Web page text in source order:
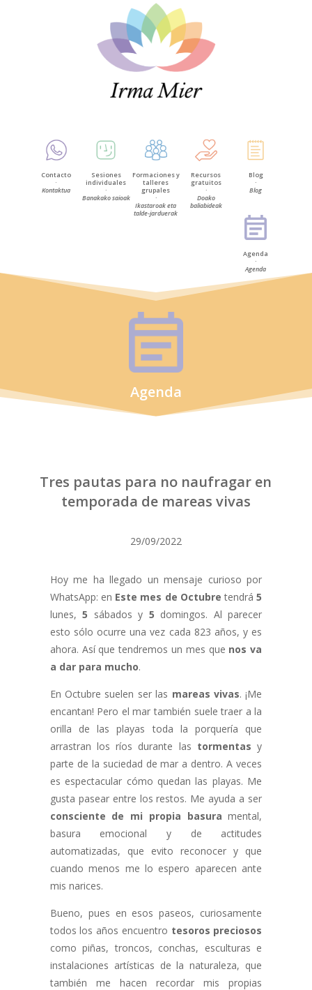
Contacto
·
Kontaktua
Sesiones
individuales
·
Banakako saioak
Formaciones y
talleres
grupales
·
Ikastaroak eta
talde-jarduerak
Recursos
gratuitos
·
Doako
baliabideak
Blog
·
Blog
Agenda
·
Agenda
Agenda
Tres pautas para no naufragar en
temporada de mareas vivas
29/09/2022
Hoy me ha llegado un mensaje curioso por
WhatsApp: en Este mes de Octubre tendrá5
lunes,5 sábados y 5 domingos. Al parecer
esto sólo ocurre una vez cada 823 años, y es
ahora. Así que tendremos un mes que nos va
a dar para mucho.
En Octubre suelen ser las mareas vivas. ¡Me
encantan! Pero el mar también suele traer a la
orilla de las playas toda la porquería que
arrastran los ríos durante las tormentas y
parte de la suciedad de mar a dentro. A veces
es espectacular cómo quedan las playas. Me
gusta pasear entre los restos. Me ayuda a ser
consciente de mi propia basura mental,
basura emocional y de actitudes
automatizadas, que evito reconocer y que
cuando menos me lo espero aparecen ante
mis narices.
Bueno, pues en esos paseos, curiosamente
todos los años encuentro tesoros preciosos
como piñas, troncos, conchas, esculturas e
instalaciones artísticas de la naturaleza, que
también me hacen recordar mis propias